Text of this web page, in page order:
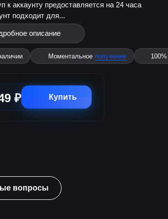
к аккаунту предоставляется на 24 часа
подходит для...
описание
Моментальное получение
₽ Купить
вопросы